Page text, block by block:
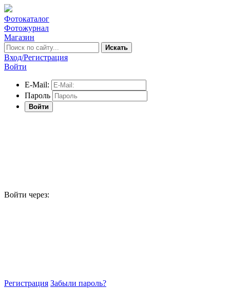
Фотокаталог
Фотожурнал
Магазин
Искать
Вход/Регистрация
Войти
E-Mail:
Пароль
Войти
Войти через:
Регистрация Забыли пароль?